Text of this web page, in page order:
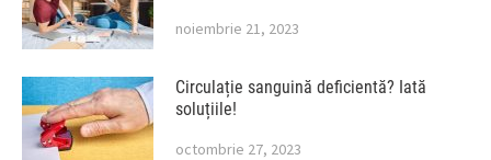
noiembrie 21, 2023
Circulație sanguină deficientă? Iată
soluțiile!
octombrie 27, 2023